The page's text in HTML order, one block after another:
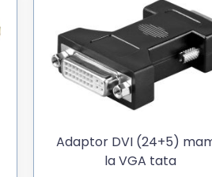
Adaptor DVI (24+5)
la VGA tata